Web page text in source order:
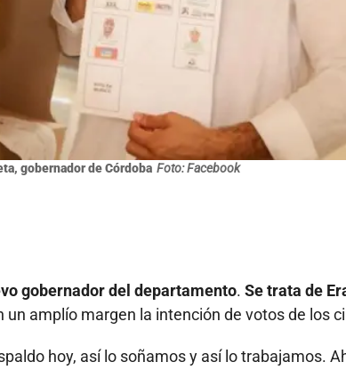
gobernador de Córdoba Foto: Facebook
gobernador del departamento. Se trata de
un amplío margen la intención de votos de los
hoy, así lo soñamos y así lo trabajamos.